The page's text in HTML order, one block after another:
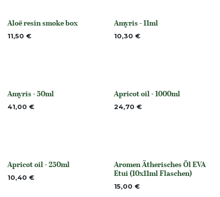
None
Aloë resin smoke box
11,50 € Nicht vorrättig
Amyris - 11ml
10,30 €
Nicht vorrättig
Amyris - 50ml
41,00 € None
Apricot oil - 1000ml
24,70 €
None
Apricot oil - 250ml
10,40 € None
Aromen Ätherisches Öl EVA
Etui (10x11ml Flaschen)
15,00 €